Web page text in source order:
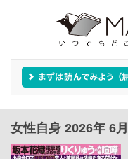
女性自身 2026年 6